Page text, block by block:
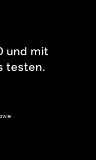
und mit
testen.